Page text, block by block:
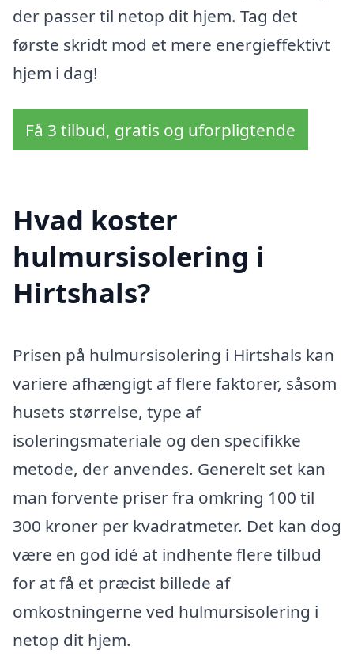
der passer til netop dit hjem. Tag det
første skridt mod et mere energieffektivt
hjem i dag!
Få 3 tilbud, gratis og uforpligtende
Hvad koster
hulmursisolering i
Hirtshals?
Prisen på hulmursisolering i Hirtshals kan
variere afhængigt af flere faktorer, såsom
husets størrelse, type af
isoleringsmateriale og den specifikke
metode, der anvendes. Generelt set kan
man forvente priser fra omkring 100 til
300 kroner per kvadratmeter. Det kan dog
være en god idé at indhente flere tilbud
for at få et præcist billede af
omkostningerne ved hulmursisolering i
netop dit hjem.